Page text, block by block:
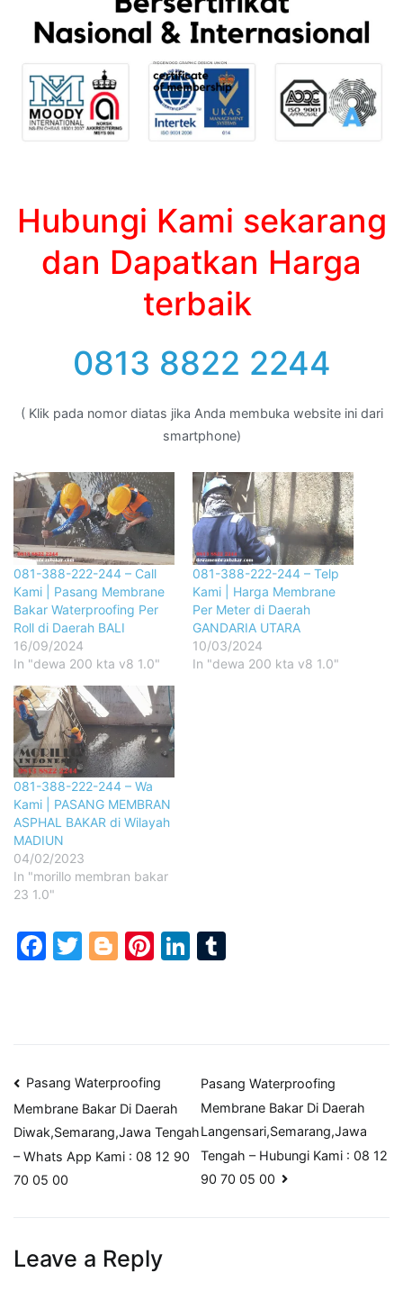
Hubungi Kami sekarang
dan Dapatkan Harga
terbaik
0813 8822 2244
( Klik pada nomor diatas jika Anda membuka website ini dari
smartphone)
081-388-222-244 – Call
Kami | Pasang Membrane
Bakar Waterproofing Per
Roll di Daerah BALI
16/09/2024
In "dewa 200 kta v8 1.0"
081-388-222-244 – Telp
Kami | Harga Membrane
Per Meter di Daerah
GANDARIA UTARA
10/03/2024
In "dewa 200 kta v8 1.0"
081-388-222-244 – Wa
Kami | PASANG MEMBRAN
ASPHAL BAKAR di Wilayah
MADIUN
04/02/2023
In "morillo membran bakar
23 1.0"
Facebook
Twitter
Blogger
Pinterest
LinkedIn
Post
navigation
Pasang Waterproofing
Membrane Bakar Di Daerah
Diwak,Semarang,Jawa Tengah
– Whats App Kami : 08 12 90
70 05 00
Pasang Waterproofing
Membrane Bakar Di Daerah
Langensari,Semarang,Jawa
Tengah – Hubungi Kami : 08 12
90 70 05 00
Leave a Reply